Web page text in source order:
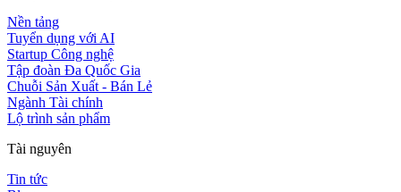
Nền tảng
Tuyển dụng với AI
Startup Công nghệ
Tập đoàn Đa Quốc Gia
Chuỗi Sản Xuất - Bán Lẻ
Ngành Tài chính
Lộ trình sản phẩm
Tài nguyên
Tin tức